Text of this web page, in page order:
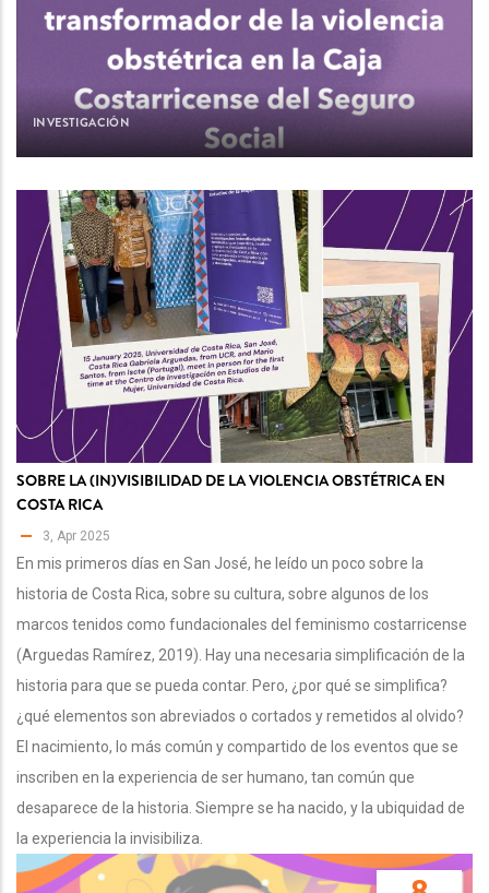
INVESTIGACIÓN
SOBRE LA (IN)VISIBILIDAD DE LA VIOLENCIA OBSTÉTRICA EN
COSTA RICA
3, Apr 2025
En mis primeros días en San José, he leído un poco sobre la
historia de Costa Rica, sobre su cultura, sobre algunos de los
marcos tenidos como fundacionales del feminismo costarricense
(Arguedas Ramírez, 2019). Hay una necesaria simplificación de la
historia para que se pueda contar. Pero, ¿por qué se simplifica?
¿qué elementos son abreviados o cortados y remetidos al olvido?
El nacimiento, lo más común y compartido de los eventos que se
inscriben en la experiencia de ser humano, tan común que
desaparece de la historia. Siempre se ha nacido, y la ubiquidad de
la experiencia la invisibiliza.